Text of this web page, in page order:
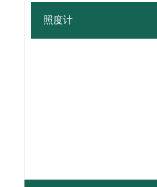
照度计